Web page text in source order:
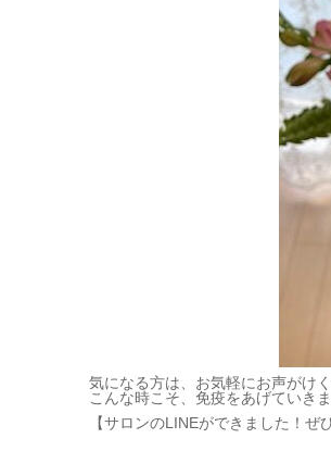
気になる方は、お気軽にお声がけ
こんな時こそ、免疫をあげていき
【サロンのLINEができました！ぜ